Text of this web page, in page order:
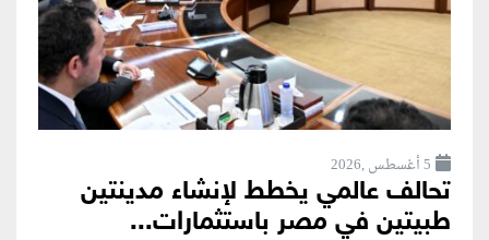
5 أغسطس ,2026
تحالف عالمي يخطط لإنشاء مدينتين
طبيتين في مصر باستثمارات...